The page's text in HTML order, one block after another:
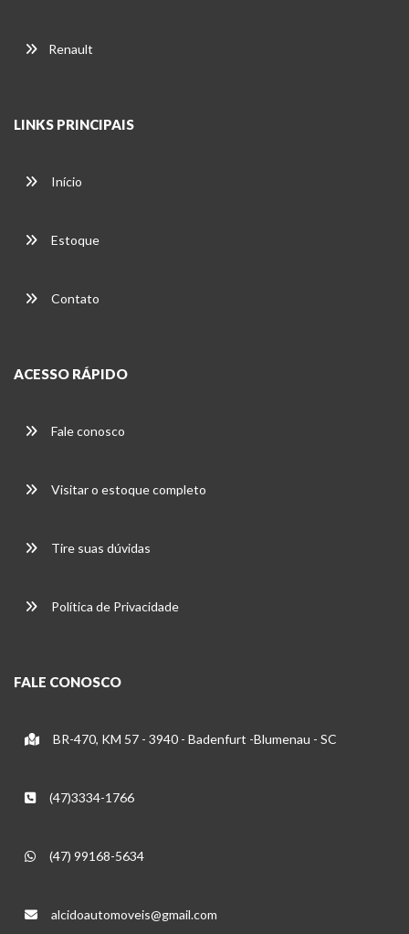
Renault
LINKS PRINCIPAIS
Início
Estoque
Contato
ACESSO RÁPIDO
Fale conosco
Visitar o estoque completo
Tire suas dúvidas
Política de Privacidade
FALE CONOSCO
BR-470, KM 57 - 3940 - Badenfurt -Blumenau - SC
(47)3334-1766
(47) 99168-5634
alcidoautomoveis@gmail.com